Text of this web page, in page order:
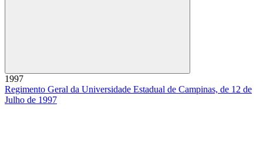
Buscar
1997
Regimento Geral da Universidade Estadual de Campinas, de 12 de
Julho de 1997